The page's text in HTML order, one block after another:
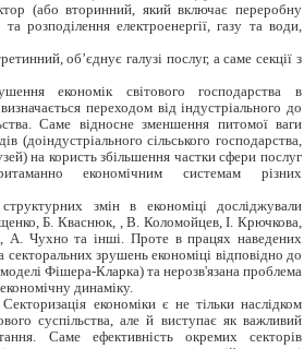
(або вторинний, який включає переробну
розподілення електроенергії, газу та води,
об’єднує галузі послуг, а саме секції з
економік світового господарства в
переходом від індустріального до
Саме відносне зменшення питомої ваги
(доіндустріального сільського господарства,
на користь збільшення частки сфери послуг
економічним системам різних
змін в економіці досліджували
Б. Кваснюк, , В. Коломойцев, І. Крючкова,
А. Чухно та інші. Проте в працях наведених
секторальних зрушень економіці відповідно до
Фішера-Кларка) та нерозв'язана проблема
динаміку.
Секторизація економіки є не тільки наслідком
суспільства, але й виступає як важливий
Саме ефективність окремих секторів